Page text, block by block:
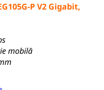
P V2 Gigabit,
mobilă